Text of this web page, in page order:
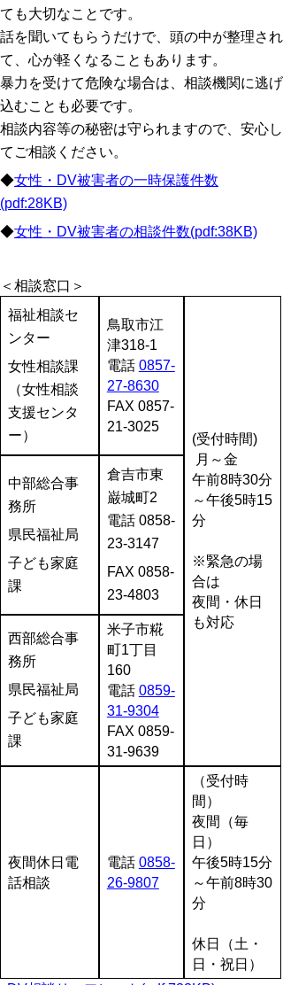
ても大切なことです。
話を聞いてもらうだけで、頭の中が整理され
て、心が軽くなることもあります。
暴力を受けて危険な場合は、相談機関に逃げ
込むことも必要です。
相談内容等の秘密は守られますので、安心し
てご相談ください。
◆女性・DV被害者の一時保護件数
(pdf:28KB)
◆女性・DV被害者の相談件数(pdf:38KB)
＜相談窓口＞
福祉相談セ
ンター
女性相談課
（女性相談
支援センタ
ー）
鳥取市江
津318-1
電話 0857-
27-8630
FAX 0857-
21-3025
(受付時間)
月～金
午前8時30分
～午後5時15
分
※緊急の場
合は
夜間・休日
も対応
中部総合事
務所
県民福祉局
子ども家庭
課
倉吉市東
巌城町2
電話 0858-
23-3147
FAX 0858-
23-4803
西部総合事
務所
県民福祉局
子ども家庭
課
米子市糀
町1丁目
160
電話 0859-
31-9304
FAX 0859-
31-9639
夜間休日電
話相談
電話 0858-
26-9807
（受付時
間）
夜間（毎
日）
午後5時15分
～午前8時30
分
休日（土・
日・祝日）